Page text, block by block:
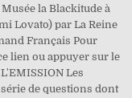
la Blackitude à
Lovato) par La Reine
Français Pour
lien ou appuyer sur le
Les
de questions dont